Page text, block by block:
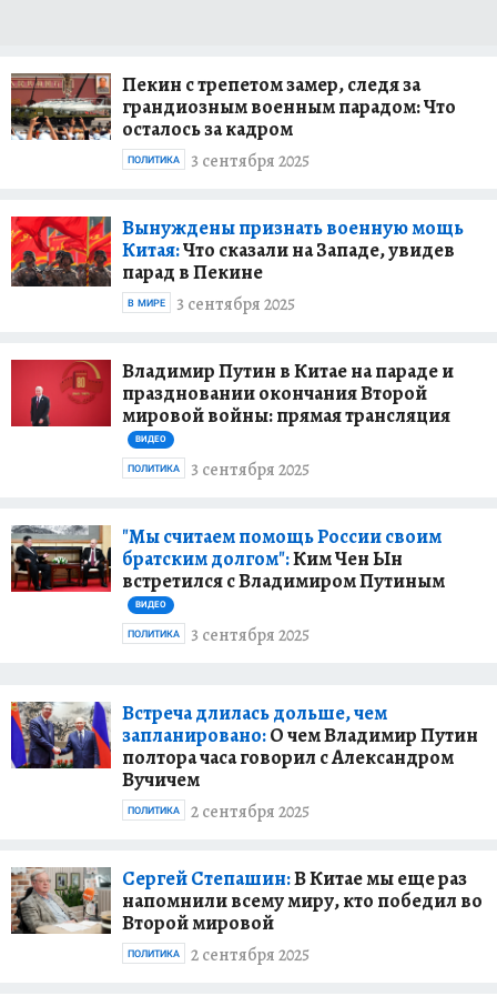
Пекин с трепетом замер, следя за
грандиозным военным парадом: Что
осталось за кадром
3 сентября 2025
ПОЛИТИКА
Вынуждены признать военную мощь
Китая:Что сказали на Западе, увидев
парад в Пекине
3 сентября 2025
В МИРЕ
Владимир Путин в Китае на параде и
праздновании окончания Второй
мировой войны: прямая трансляция
ВИДЕО
3 сентября 2025
ПОЛИТИКА
"Мы считаем помощь России своим
братским долгом":Ким Чен Ын
встретился с Владимиром Путиным
ВИДЕО
3 сентября 2025
ПОЛИТИКА
Встреча длилась дольше, чем
запланировано:О чем Владимир Путин
полтора часа говорил с Александром
Вучичем
2 сентября 2025
ПОЛИТИКА
Сергей Степашин:В Китае мы еще раз
напомнили всему миру, кто победил во
Второй мировой
2 сентября 2025
ПОЛИТИКА